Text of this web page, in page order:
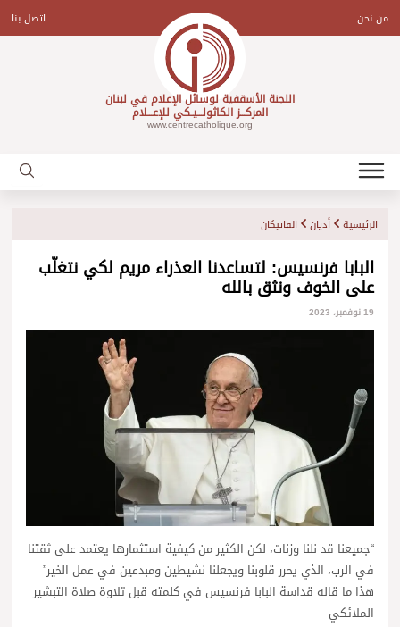
contentمن نحن اتصل بنا
اللجنة الأسقفية لوسائل الإعلام في لبنان
المركـــز الكاثولـــيـكي للإعـــلام
www.centrecatholique.org
الرئيسية أديان الفاتيكان
البابا فرنسيس: لتساعدنا العذراء مريم لكي نتغلّب
على الخوف ونثق بالله
19 نوفمبر، 2023
“جميعنا قد نلنا وزنات، لكن الكثير من كيفية استثمارها يعتمد على ثقتنا
في الرب، الذي يحرر قلوبنا ويجعلنا نشيطين ومبدعين في عمل الخير”
هذا ما قاله قداسة البابا فرنسيس في كلمته قبل تلاوة صلاة التبشير
الملائكي